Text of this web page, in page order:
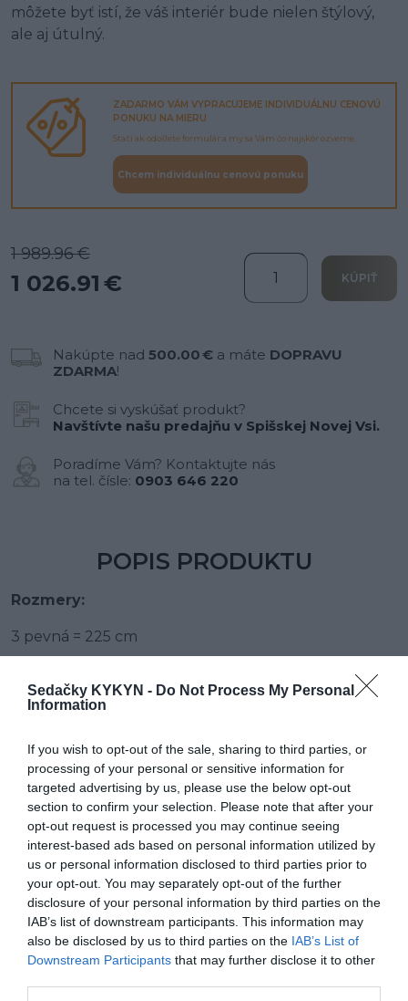
Sedačky KYKYN - Do Not Process My Personal
Information
If you wish to opt-out of the sale, sharing to third parties, or
processing of your personal or sensitive information for
targeted advertising by us, please use the below opt-out
section to confirm your selection. Please note that after your
opt-out request is processed you may continue seeing
interest-based ads based on personal information utilized by
us or personal information disclosed to third parties prior to
your opt-out. You may separately opt-out of the further
disclosure of your personal information by third parties on the
IAB’s list of downstream participants. This information may
also be disclosed by us to third parties on the IAB’s List of
Downstream Participants that may further disclose it to other
môžete byť istí, že váš interiér bude nielen štýlový,
ale aj útulný.
ZADARMO VÁM VYPRACUJEME INDIVIDUÁLNU CENOVÚ
PONUKU NA MIERU
Stačí ak odošlete formulár a my sa Vám čo najskôr ozveme.
Chcem individuálnu cenovú ponuku
1 989.96 €
1 026.91 € KÚPIŤ
Nakúpte nad 500.00 € a máte DOPRAVU
ZDARMA!
Chcete si vyskúšať produkt?
Navštívte našu predajňu v Spišskej Novej Vsi.
Poradíme Vám? Kontaktujte nás
na tel. čísle: 0903 646 220
POPIS PRODUKTU
Rozmery:
3 pevná = 225 cm
taburetka = 100 cm x 80 cm
VZHĽAD POHOVKY
· Prevedenie: 3+2+taburet
·Veľkosť : Pohovka do 225 cm
·Varianta rohu: 3+2+taburet
·Nožičky :kovoé
·Úložný priestor:nie